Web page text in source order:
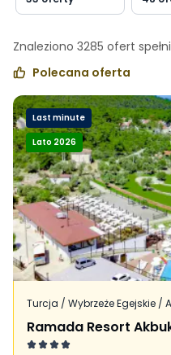
Znaleziono 3285 ofert
Polecana oferta
Last minute
Lato 2026
Turcja / Wybrzeże Egejskie /
Ramada Resort